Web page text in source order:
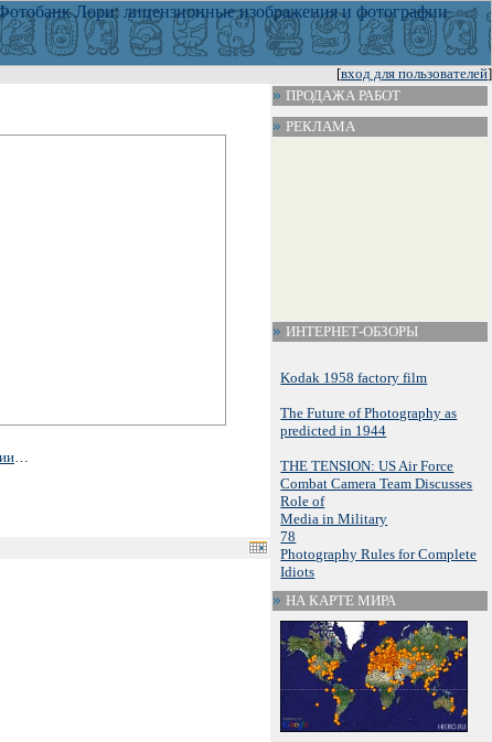
[вход для пользователей]
…
ПРОДАЖА РАБОТ
РЕКЛАМА
ИНТЕРНЕТ-ОБЗОРЫ
Kodak 1958 factory film
The Future of Photography as
predicted in 1944
THE TENSION: US Air Force
Combat Camera Team Discusses
Role of
Media in Military
78
Photography Rules for Complete
Idiots
НА КАРТЕ МИРА